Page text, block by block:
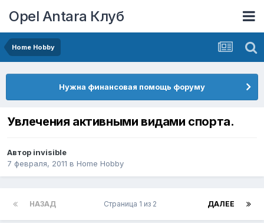
Opel Antara Клуб
Home Hobby
Нужна финансовая помощь форуму
Увлечения активными видами спорта.
Автор invisible
7 февраля, 2011 в Home Hobby
НАЗАД ДАЛЕЕ
Страница 1 из 2